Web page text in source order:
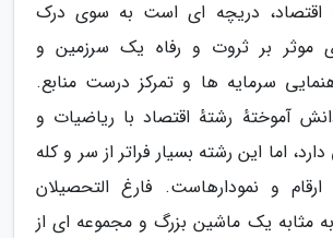
اقتصاد، دریچه ای است به سوی درک
موثر بر ثروت و رفاه یک سرزمین و
سرمایه ها و تمرکز درست منابع.
آموختهٔ رشتهٔ اقتصاد با ریاضیات و
اما این رشته بسیار فراتر از سر و کله
و نمودارهاست. فارغ التحصیلان
به مثابه یک ماشین بزرگ و مجموعه ای از